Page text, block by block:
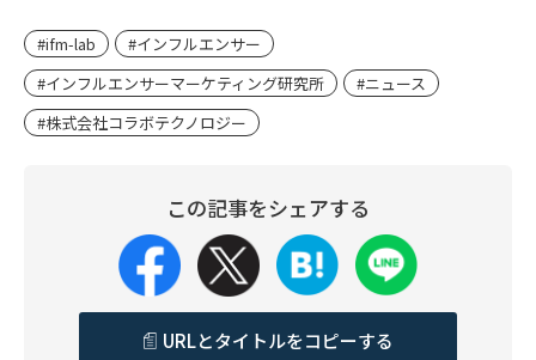
#ifm-lab
#インフルエンサー
#インフルエンサーマーケティング研究所
#ニュース
#株式会社コラボテクノロジー
この記事をシェアする
URLとタイトルをコピーする